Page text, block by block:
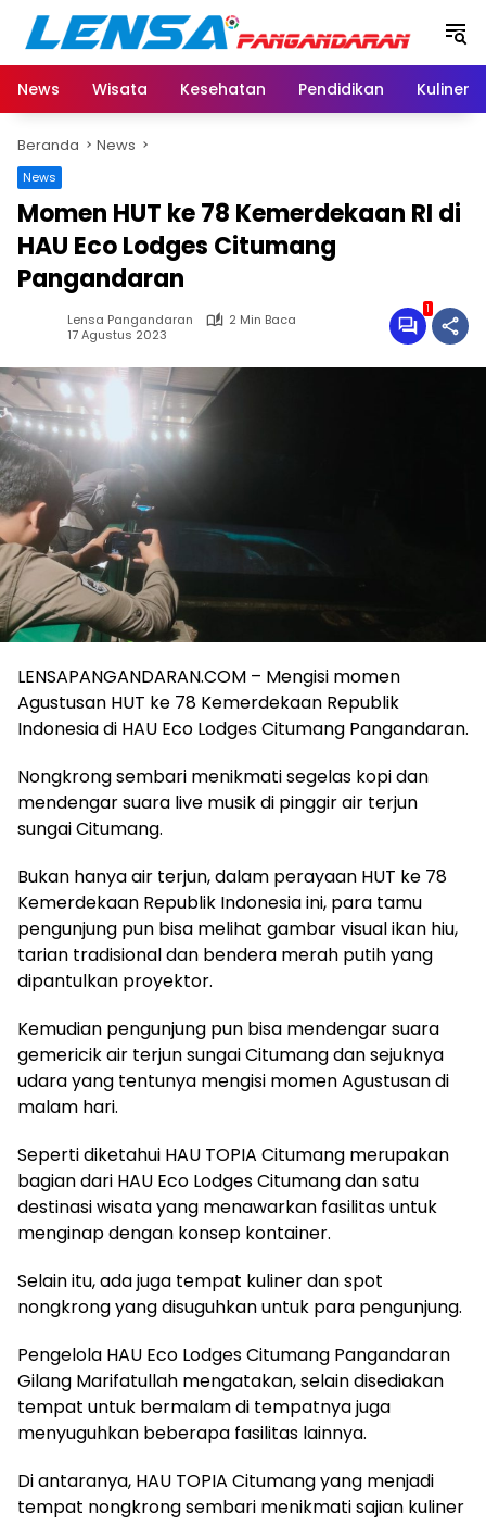
Langsung
konten
News
Wisata Kesehatan Pendidikan Kuliner
Beranda News
News
Momen HUT ke 78 Kemerdekaan RI di
HAU Eco Lodges Citumang
Pangandaran
Lensa Pangandaran
2 Min Baca
17 Agustus 2023
1
LENSAPANGANDARAN.COM – Mengisi momen
Agustusan HUT ke 78 Kemerdekaan Republik
Indonesia di HAU Eco Lodges Citumang Pangandaran.
Nongkrong sembari menikmati segelas kopi dan
mendengar suara live musik di pinggir air terjun
sungai Citumang.
Bukan hanya air terjun, dalam perayaan HUT ke 78
Kemerdekaan Republik Indonesia ini, para tamu
pengunjung pun bisa melihat gambar visual ikan hiu,
tarian tradisional dan bendera merah putih yang
dipantulkan proyektor.
Kemudian pengunjung pun bisa mendengar suara
gemericik air terjun sungai Citumang dan sejuknya
udara yang tentunya mengisi momen Agustusan di
malam hari.
Seperti diketahui HAU TOPIA Citumang merupakan
bagian dari HAU Eco Lodges Citumang dan satu
destinasi wisata yang menawarkan fasilitas untuk
menginap dengan konsep kontainer.
Selain itu, ada juga tempat kuliner dan spot
nongkrong yang disuguhkan untuk para pengunjung.
Pengelola HAU Eco Lodges Citumang Pangandaran
Gilang Marifatullah mengatakan, selain disediakan
tempat untuk bermalam di tempatnya juga
menyuguhkan beberapa fasilitas lainnya.
Di antaranya, HAU TOPIA Citumang yang menjadi
tempat nongkrong sembari menikmati sajian kuliner